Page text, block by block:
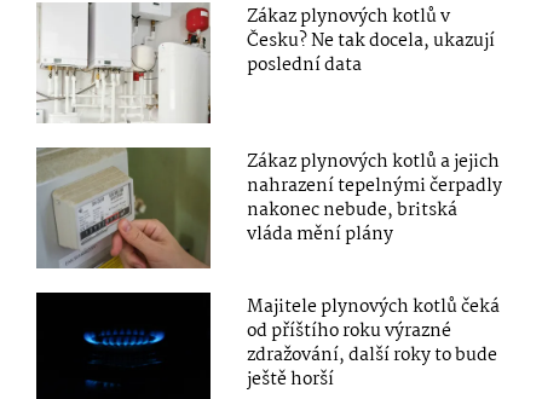
Zákaz plynových kotlů v
Česku? Ne tak docela, ukazují
poslední data
Zákaz plynových kotlů a jejich
nahrazení tepelnými čerpadly
nakonec nebude, britská
vláda mění plány
Majitele plynových kotlů čeká
od příštího roku výrazné
zdražování, další roky to bude
ještě horší